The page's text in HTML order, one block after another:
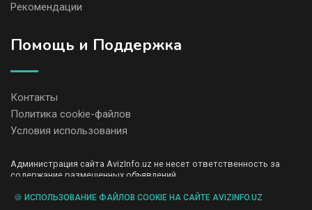
Рекомендации
Помощь и Поддержка
Контакты
Политика cookie-файлов
Условия использования
Администрация сайта AvizInfo.uz не несет ответственность за
содержание размещенных объявлений.
передаем и не продаем личную информацию зарегистрированных
🍪 ИСПОЛЬЗОВАНИЕ ФАЙЛОВ COOKIE НА САЙТЕ AVIZINFO.UZ